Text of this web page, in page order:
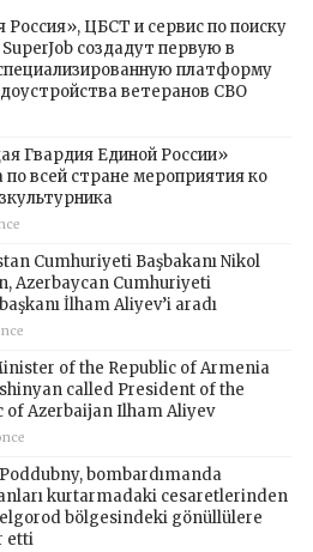
Россия», ЦБСТ и сервис по поиску
создадут первую в
платформу
ветеранов СВО
Гвардия Единой России»
по всей стране мероприятия ко
Cumhuriyeti Başbakanı Nikol
Azerbaycan Cumhuriyeti
İlham Aliyev’i aradı
of the Republic of Armenia
called President of the
of Azerbaijan Ilham Aliyev
bombardımanda
kurtarmadaki cesaretlerinden
bölgesindeki gönüllülere
etti